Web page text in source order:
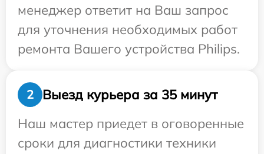
менеджер ответит на Ваш запрос
для уточнения необходимых работ
ремонта Вашего устройства Philips.
2
Выезд курьера за 35 минут
Наш мастер приедет в оговоренные
сроки для диагностики техники